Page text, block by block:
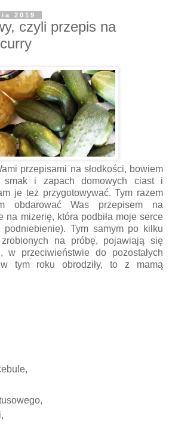
2019
czyli przepis na
przepisami na słodkości, bowiem
smak i zapach domowych ciast i
je też przygotowywać. Tym razem
obdarować Was przepisem na
na mizerię, która podbiła moje serce
podniebienie). Tym samym po kilku
zrobionych na próbę, pojawiają się
w przeciwieństwie do pozostałych
tym roku obrodziły, to z mamą